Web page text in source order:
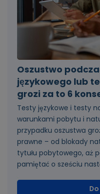
Oszustwo
językowego lub
grozi za to 6
Testy językowe i testy
warunkami pobytu i
przypadku oszustwa
prawne – od blokady
tytułu pobytowego, aż
pamiętać o sześciu